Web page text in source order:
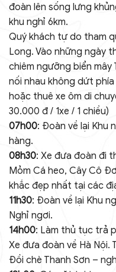
đoàn lên sống lưng
khu nghỉ 6km.
Quý khách tự do tham
Long. Vào những ngày
chiêm ngưỡng biển mây
nối nhau không dứt
hoặc thuê xe ôm di
30.000 đ / 1xe / 1 chiều)
07h00: Đoàn về lại Khu
hàng.
08h30: Xe đưa đoàn đi
Mỏm Cá heo, Cây Cô
khắc đẹp nhất tại các
11h30: Đoàn về lại Khu
Nghỉ ngơi.
14h00: Làm thủ tục trả
Xe đưa đoàn về Hà Nội.
Đồi chè Thanh Sơn –